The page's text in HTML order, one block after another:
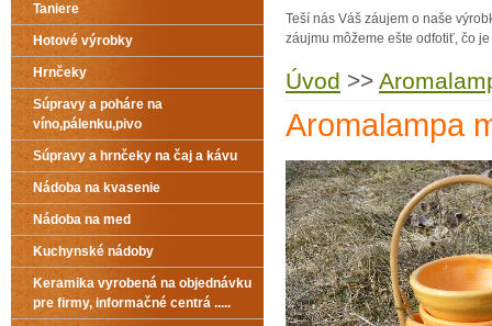
Teší nás Váš záujem o naše
záujmu môžeme ešte odfotiť, čo
Úvod >>
Aromalampa
Taniere
Hotové výrobky
Hrnčeky
Súpravy a poháre na
víno,pálenku,pivo
Súpravy a hrnčeky na čaj a kávu
Nádoba na kvasenie
Nádoba na med
Kuchynské nádoby
Keramika vyrobená na objednávku
pre firmy, informačné centrá .....